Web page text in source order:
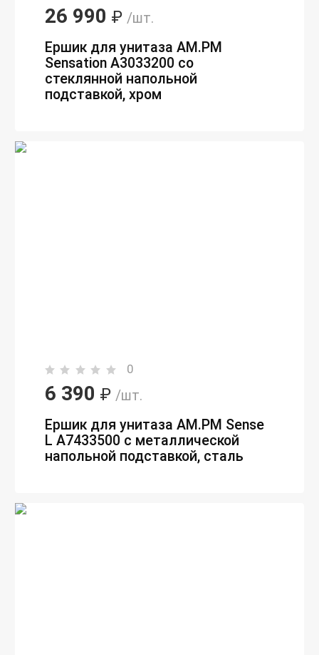
26 990 ₽ /шт.
Ершик для унитаза AM.PM
Sensation A3033200 со
стеклянной напольной
подставкой, хром
0
6 390 ₽ /шт.
Ершик для унитаза AM.PM Sense
L A7433500 с металлической
напольной подставкой, сталь